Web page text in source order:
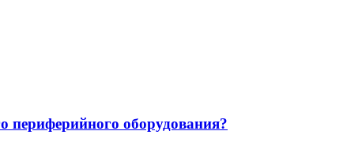
периферийного оборудования?